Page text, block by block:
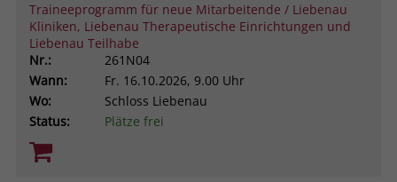
Traineeprogramm für neue Mitarbeitende / Liebenau
Kliniken, Liebenau Therapeutische Einrichtungen und
Liebenau Teilhabe
Nr.:
261N04
Wann:
Fr. 16.10.2026, 9.00 Uhr
Wo:
Schloss Liebenau
Status:
Plätze frei